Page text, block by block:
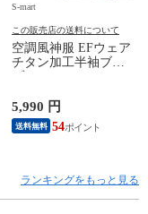
S-mart
この販売店の送料について
空調風神服 EFウェア
チタン加工半袖ブル
ゾン ベスト ファン
ジャケット 遮熱 作
業服 作業着 上着 ア
タックベース KF100
5,990 円
送料無料 54
ランキングをもっと見る